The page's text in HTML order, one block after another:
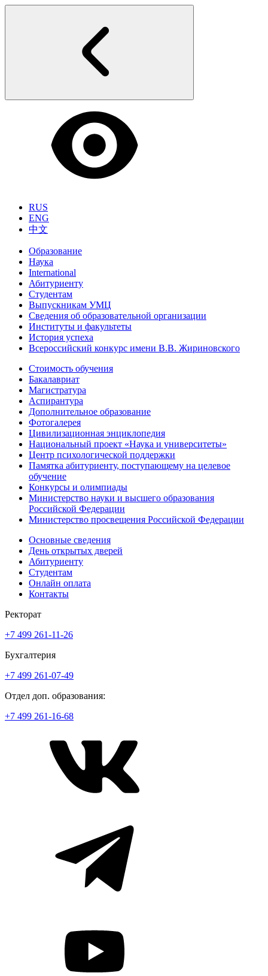
RUS
ENG
中文
Образование
Наука
International
Абитуриенту
Студентам
Выпускникам УМЦ
Сведения об образовательной организации
Институты и факультеты
История успеха
Всероссийский конкурс имени В.В. Жириновского
Стоимость обучения
Бакалавриат
Магистратура
Аспирантура
Дополнительное образование
Фотогалерея
Цивилизационная энциклопедия
Национальный проект «Наука и университеты»
Центр психологической поддержки
Памятка абитуриенту, поступающему на целевое
обучение
Конкурсы и олимпиады
Министерство науки и высшего образования
Российской Федерации
Министерство просвещения Российской Федерации
Основные сведения
День открытых дверей
Абитуриенту
Студентам
Онлайн оплата
Контакты
Ректорат
+7 499 261-11-26
Бухгалтерия
+7 499 261-07-49
Отдел доп. образования:
+7 499 261-16-68